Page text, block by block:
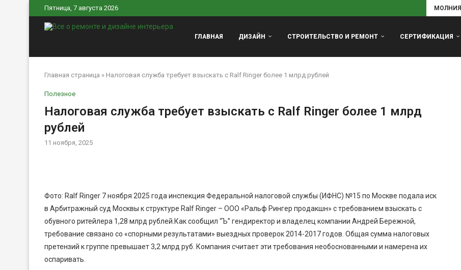
Пятница, 7 августа 2026 МОЛНИЯ
ГЛАВНАЯ ДИЗАЙН СТРОИТЕЛЬСТВО И РЕМОНТ СЕРТИФИКАЦИЯ
Главная страница » Налоговая служба требует взыскать с Ralf Ringer более 1 млрд рублей
Полезное
Налоговая служба требует взыскать с Ralf Ringer более 1 млрд
рублей
11 ноября, 2025
Фото: Ralf Ringer 7 ноября 2025 года инспекция Федеральной налоговой службы (ИФНС) №15 по Москве подала иск
в Арбитражный суд Москвы к структуре Ralf Ringer – ООО «Ральф Рингер продакшн» с требованием взыскать с
обувного ритейлера 1,28 млрд рублей.Как сообщил “Ъ” гендиректор и владелец компании Андрей Бережной,
требование связано со «спорными результатами» выездных проверок 2014-2017 годов. Общая сумма налоговых
претензий к группе превышает 3,2 млрд руб. Компания считает эти требования необоснованными и намерена их
оспаривать.